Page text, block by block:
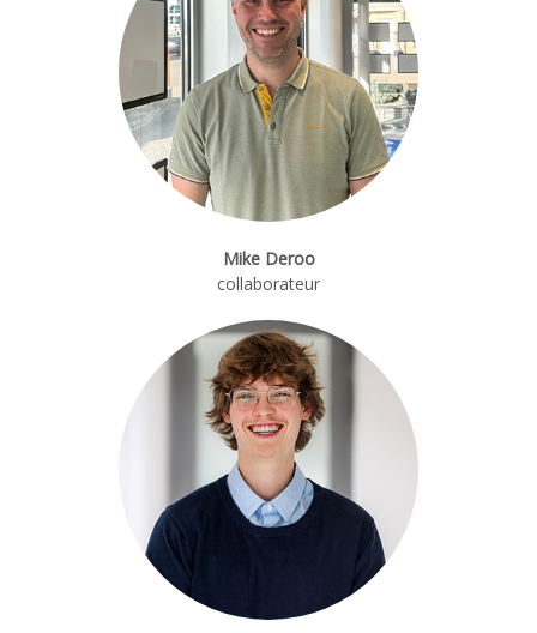
Mike Deroo
collaborateur